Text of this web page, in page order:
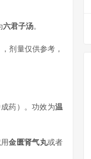
六君子汤。
剂量仅供参考，
药）。功效为温
金匮肾气丸或者